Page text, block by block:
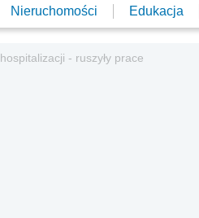
Nieruchomości Edukacja
- ruszyły prace